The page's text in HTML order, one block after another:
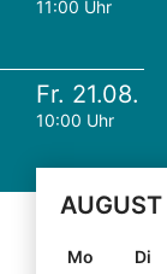
11:00 Uhr
Fr. 21.08.
10:00 Uhr
AUGUST
Mo Di